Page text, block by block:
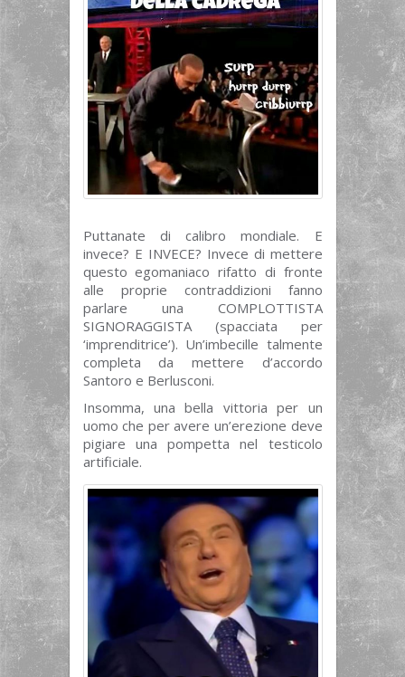
Puttanate di calibro mondiale. E
invece? E INVECE? Invece di mettere
questo egomaniaco rifatto di fronte
alle proprie contraddizioni fanno
parlare una COMPLOTTISTA
SIGNORAGGISTA (spacciata per
‘imprenditrice’). Un’imbecille talmente
completa da mettere d’accordo
Santoro e Berlusconi.
Insomma, una bella vittoria per un
uomo che per avere un’erezione deve
pigiare una pompetta nel testicolo
artificiale.